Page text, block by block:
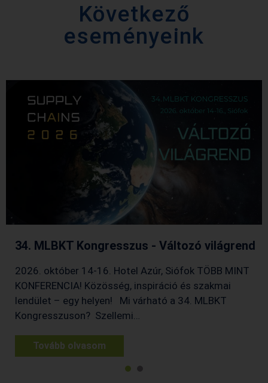
Következő
eseményeink
34. MLBKT Kongresszus - Változó világrend
2026. október 14-16. Hotel Azúr, Siófok TÖBB MINT
KONFERENCIA! Közösség, inspiráció és szakmai
lendület – egy helyen! Mi várható a 34. MLBKT
Kongresszuson? Szellemi…
Tovább olvasom